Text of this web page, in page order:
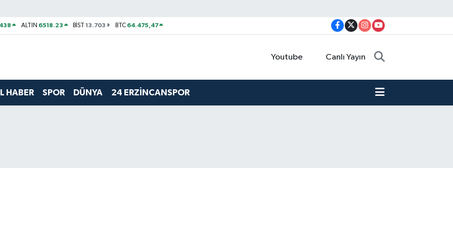
ALTIN 6518.23 BİST13.703 BTC 64.475,47
Youtube Canlı Yayın
HABER SPOR DÜNYA 24 ERZİNCANSPOR